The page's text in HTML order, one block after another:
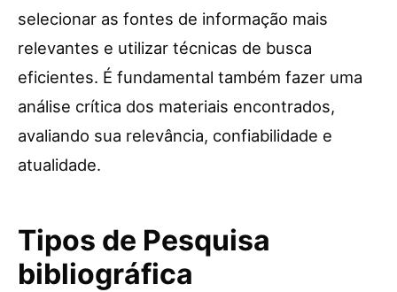
selecionar as fontes de informação mais
relevantes e utilizar técnicas de busca
eficientes. É fundamental também fazer uma
análise crítica dos materiais encontrados,
avaliando sua relevância, confiabilidade e
atualidade.
Tipos de Pesquisa
bibliográfica